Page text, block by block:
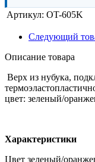
Артикул: OT-605K
Следующий
Описание товара
Верх из нубука,
цвет: зеленый/
Характеристики
Цвет зеленый/